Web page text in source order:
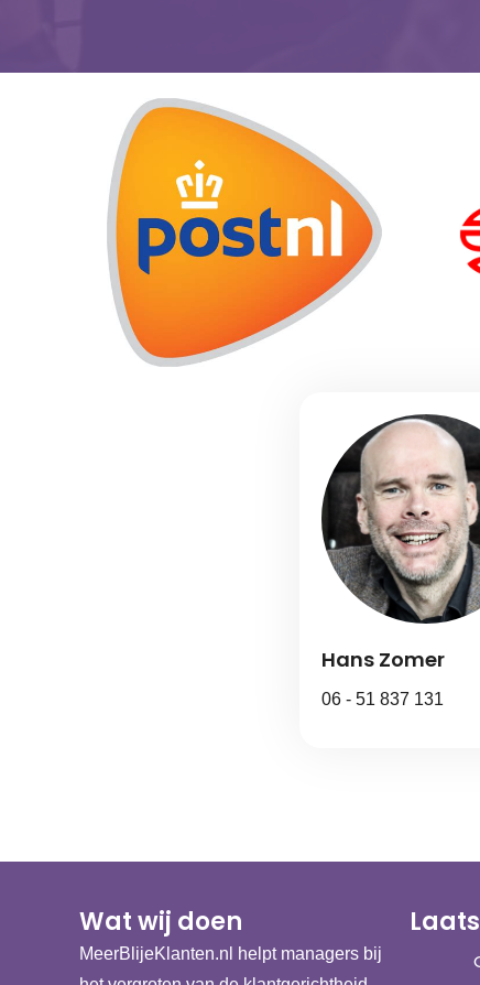
Hans Zomer
06 - 51 837 131
Wat wij doen
MeerBlijeKlanten.nl helpt managers bij